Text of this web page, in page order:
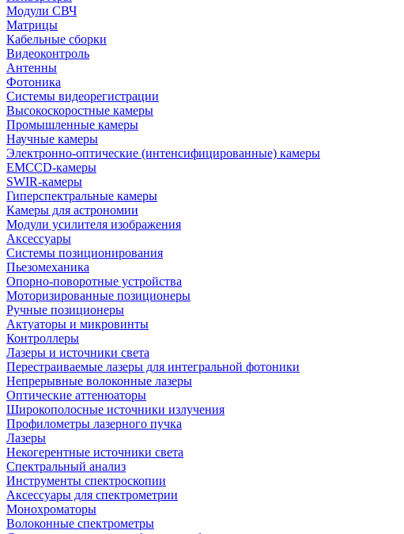
Модули СВЧ
Матрицы
Кабельные сборки
Видеоконтроль
Антенны
Фотоника
Cистемы видеорегистрации
Высокоскоростные камеры
Промышленные камеры
Научные камеры
Электронно-оптические (интенсифицированные) камеры
EMCCD-камеры
SWIR-камеры
Гиперспектральные камеры
Камеры для астрономии
Модули усилителя изображения
Аксессуары
Системы позиционирования
Пьезомеханика
Опорно-поворотные устройства
Моторизированные позиционеры
Ручные позиционеры
Актуаторы и микровинты
Контроллеры
Лазеры и источники света
Перестраиваемые лазеры для интегральной фотоники
Непрерывные волоконные лазеры
Оптические аттенюаторы
Широкополосные источники излучения
Профилометры лазерного пучка
Лазеры
Некогерентные источники света
Спектральный анализ
Инструменты спектроскопии
Аксессуары для спектрометрии
Монохроматоры
Волоконные спектрометры